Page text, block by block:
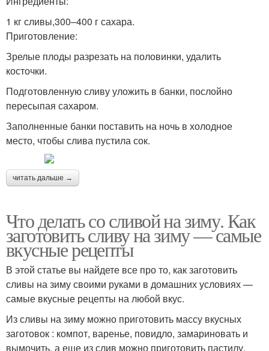
1 кг сливы,300–400 г сахара.
Приготовление:
Зрелые плоды разрезать на половинки, удалить
косточки.
Подготовленную сливу уложить в банки, послойно
пересыпая сахаром.
Заполненные банки поставить на ночь в холодное
место, чтобы слива пустила сок.
читать дальше →
Что делать со сливой на зиму. Как
заготовить сливу на зиму — самые
вкусные рецепты
В этой статье вы найдете все про то, как заготовить
сливы на зиму своими руками в домашних условиях —
самые вкусные рецепты на любой вкус.
Из сливы на зиму можно приготовить массу вкусных
заготовок : компот, варенье, повидло, замариновать и
вымочить, а еще из слив можно приготовить пастилу,